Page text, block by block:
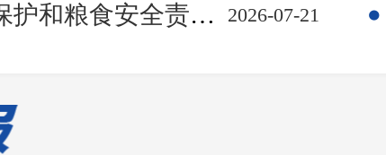
2026-07-21
全责任制考核全省第一